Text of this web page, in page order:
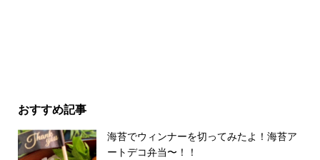
おすすめ記事
海苔でウィンナーを切ってみたよ！海苔ア
ートデコ弁当〜！！